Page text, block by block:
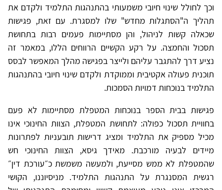
וכך לחולל שינוי חיובי משמעותי בהתנהגות התלמיד ולקדם את
תהליך ה"הסתגלות מחדש" שלו למסגרת. עם זאת, פגישות
שכאלה קשות לניהול, והן מסתיימות פעמים רבות בתחושת
תסכול והחמצה. על רקע הקשיים הרווחים הללו, במאמר זה
נציע דרך להתגבר עליהם ולייצר בפגישה מהלך המאפשר לבסס
תוכנית פעולה אקטיבית וממוקדת ולקדם שינוי חיובי בהתנהגות
התלמיד בנוכחות דמויות הסמכות.
פגישות בבית הספר בנוכחות המטפלת מסתיימות לא פעם
בחוויית תסכול כפולה: לתחושת המטפלת, הצוות החינוכי אינו
מכיל מספיק את התלמיד ומציג דרישות תובעניות לפתרונות
מיידים לבעיה מורכבת. מאידך גיסא, הצוות החינוכי חש
שהמטפלת לא ממש מסייעת, ולמעשה משמשת כ״עורכת דין״
רגשית המסנגרת על התנהגות התלמיד. מניסיוננו, הקושי